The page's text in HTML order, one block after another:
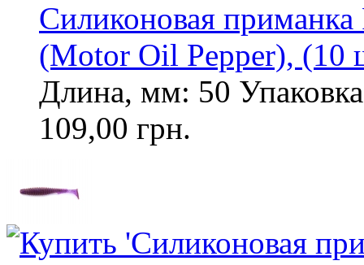
Силиконовая
(Motor Oil Pepper), (10
Длина, мм: 50
109,00 грн.